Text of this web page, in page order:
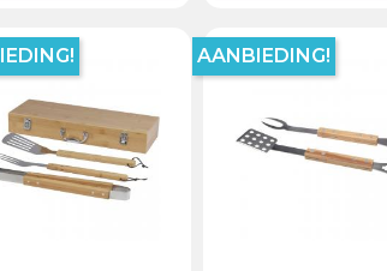
AANBIEDING!